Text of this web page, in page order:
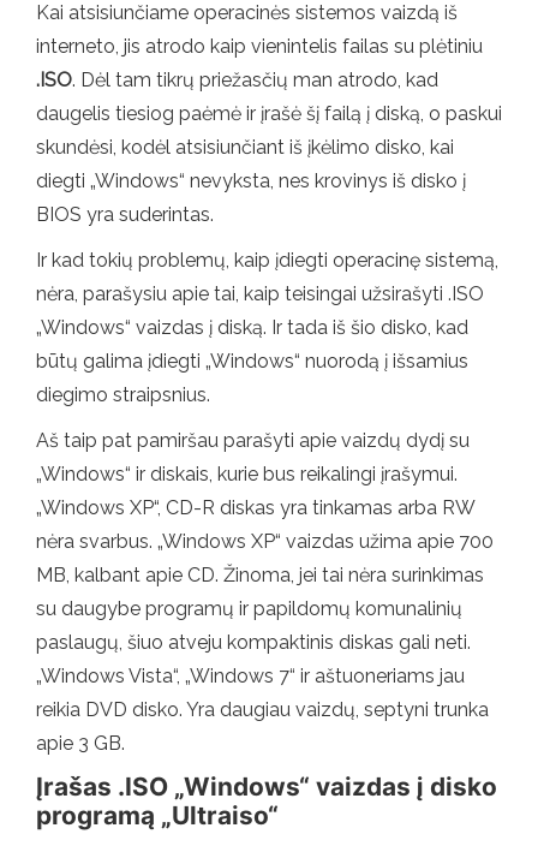
Kai atsisiunčiame operacinės sistemos vaizdą iš
interneto, jis atrodo kaip vienintelis failas su plėtiniu
.ISO. Dėl tam tikrų priežasčių man atrodo, kad
daugelis tiesiog paėmė ir įrašė šį failą į diską, o paskui
skundėsi, kodėl atsisiunčiant iš įkėlimo disko, kai
diegti „Windows“ nevyksta, nes krovinys iš disko į
BIOS yra suderintas.
Ir kad tokių problemų, kaip įdiegti operacinę sistemą,
nėra, parašysiu apie tai, kaip teisingai užsirašyti .ISO
„Windows“ vaizdas į diską. Ir tada iš šio disko, kad
būtų galima įdiegti „Windows“ nuorodą į išsamius
diegimo straipsnius.
Aš taip pat pamiršau parašyti apie vaizdų dydį su
„Windows“ ir diskais, kurie bus reikalingi įrašymui.
„Windows XP“, CD-R diskas yra tinkamas arba RW
nėra svarbus. „Windows XP“ vaizdas užima apie 700
MB, kalbant apie CD. Žinoma, jei tai nėra surinkimas
su daugybe programų ir papildomų komunalinių
paslaugų, šiuo atveju kompaktinis diskas gali neti.
„Windows Vista“, „Windows 7“ ir aštuoneriams jau
reikia DVD disko. Yra daugiau vaizdų, septyni trunka
apie 3 GB.
Įrašas .ISO „Windows“ vaizdas į disko
programą „Ultraiso“